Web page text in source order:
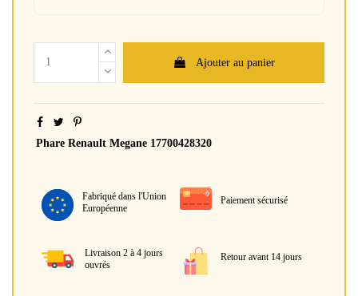
Ajouter au panier
Phare Renault Megane 17700428320
Fabriqué dans l'Union
Européenne
Paiement sécurisé
Livraison 2 à 4 jours
ouvrés
Retour avant 14 jours